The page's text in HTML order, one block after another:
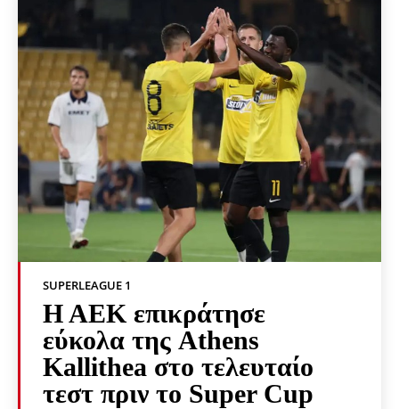
SUPERLEAGUE 1
Η ΑΕΚ επικράτησε
εύκολα της Athens
Kallithea στο τελευταίο
τεστ πριν το Super Cup